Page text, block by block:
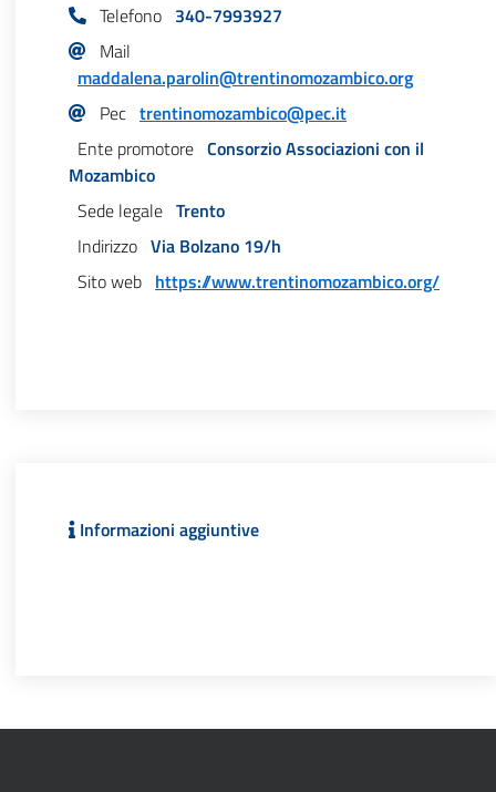
Telefono 340-7993927
Mail
maddalena.parolin@trentinomozambico.org
Pec trentinomozambico@pec.it
Ente promotore Consorzio Associazioni con il
Mozambico
Sede legale Trento
Indirizzo Via Bolzano 19/h
Sito web https://www.trentinomozambico.org/
Informazioni aggiuntive